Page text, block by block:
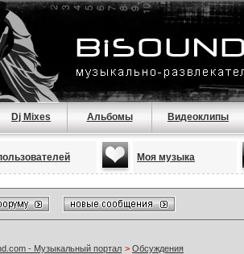
Dj Mixes Альбомы Видеоклипы
Моя музыка
- Музыкальный портал > Обсуждения